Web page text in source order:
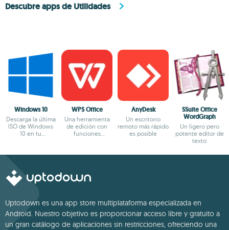
Descubre apps de Utilidades
Windows 10
Descarga la última
ISO de Windows
10 en tu
WPS Office
Una herramienta
de edición con
funciones
AnyDesk
Un escritorio
remoto más rápido
es posible
SSuite Office
WordGraph
Un ligero pero
potente editor de
texto
Uptodown es una app store multiplataforma especializada en
Android. Nuestro objetivo es proporcionar acceso libre y gratuito a
un gran catálogo de aplicaciones sin restricciones, ofreciendo una